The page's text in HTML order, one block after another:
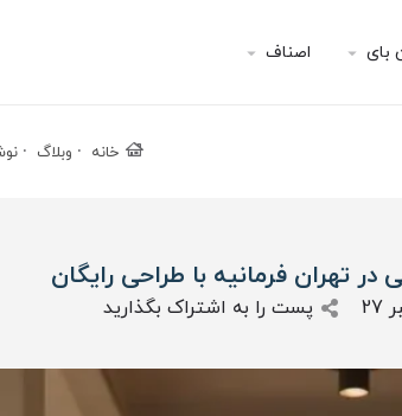
بای اصناف
خانه وبلاگ
تهران فرمانیه با طراحی رایگان
27 پست را به اشتراک بگذارید